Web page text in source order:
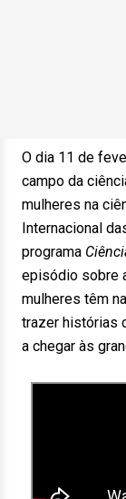
O dia 11 de
campo da
mulheres na
Internacional
programa
episódio sobre
mulheres têm
trazer histórias
a chegar às